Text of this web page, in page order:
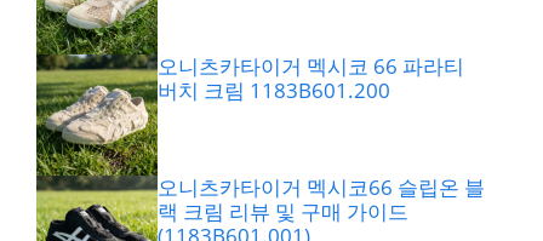
오니츠카타이거 멕시코 66 파라티
버치 크림 1183B601.200
오니츠카타이거 멕시코66 슬립온 블
랙 크림 리뷰 및 구매 가이드